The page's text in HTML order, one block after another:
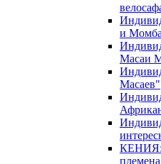
и
Масаи
Масаев"
КЕНИЯ: